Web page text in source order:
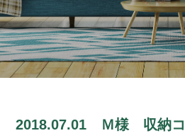
2018.07.01 Ｍ様 収納コ